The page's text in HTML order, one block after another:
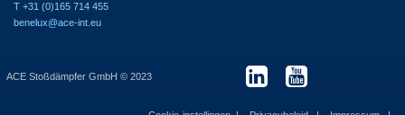
T +31 (0)165 714 455
benelux@ace-int.eu
ACE Stoßdämpfer GmbH © 2023